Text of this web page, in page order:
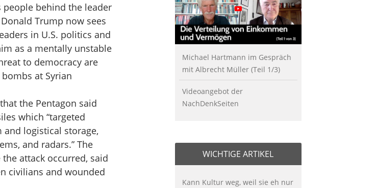
people behind the leader
Trump now sees
in U.S. politics and
as a mentally unstable
to democracy are
at Syrian
the Pentagon said
which “targeted
logistical storage,
and radars.” The
attack occurred, said
civilians and wounded
Michael Hartmann im Gespräch
mit Albrecht Müller (Teil 1/3)
Videoangebot der
NachDenkSeiten
WICHTIGE ARTIKEL
Kann Kultur weg, weil sie eh nur